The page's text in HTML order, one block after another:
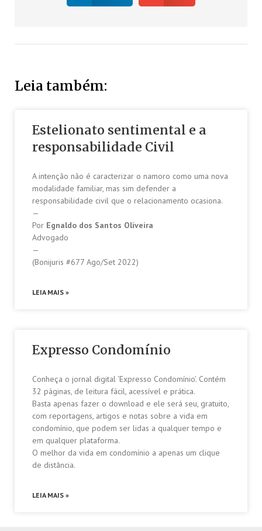
Leia também:
Estelionato sentimental e a
responsabilidade Civil
A intenção não é caracterizar o namoro como uma nova
modalidade familiar, mas sim defender a
responsabilidade civil que o relacionamento ocasiona.
—
Por Egnaldo dos Santos Oliveira
Advogado
—
(Bonijuris #677 Ago/Set 2022)
LEIA MAIS »
Expresso Condomínio
Conheça o jornal digital ‘Expresso Condomínio’. Contém
32 páginas, de leitura fácil, acessível e prática.
Basta apenas fazer o download e ele será seu, gratuito,
com reportagens, artigos e notas sobre a vida em
condomínio, que podem ser lidas a qualquer tempo e
em qualquer plataforma.
O melhor da vida em condomínio a apenas um clique
de distância.
LEIA MAIS »